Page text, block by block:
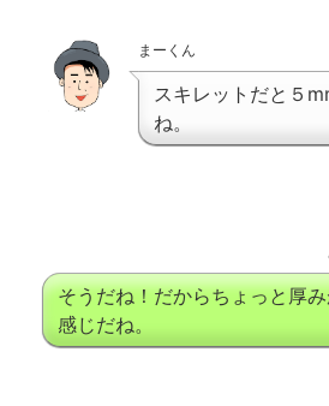
まーくん
スキレットだと５
ね。
そうだね！だからちょっと厚
感じだね。